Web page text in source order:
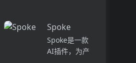
Spoke
Spoke是一款
AI插件，为产